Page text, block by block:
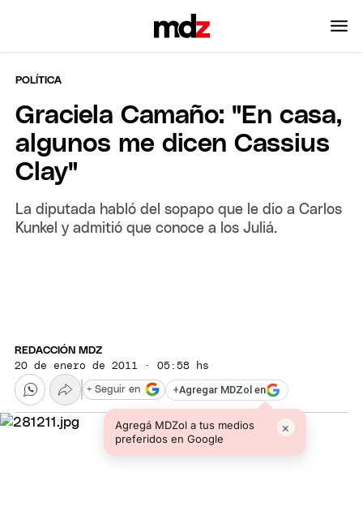
POLÍTICA
Graciela Camaño: "En casa,
algunos me dicen Cassius
Clay"
La diputada habló del sopapo que le dio a Carlos
Kunkel y admitió que conoce a los Juliá.
REDACCIÓN MDZ
20 de enero de 2011 · 05:58 hs
+Agregar MDZol en
Agregá MDZol a tus medios
preferidos en Google
×
+ Seguir en